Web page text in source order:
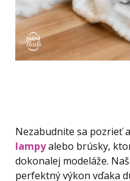
Nezabudnite sa pozrieť
lampyalebo brúsky,
dokonalej modeláže.
perfektný výkon vďaka